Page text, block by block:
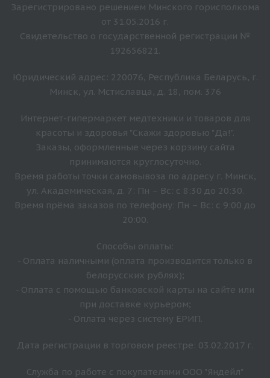
Зарегистрировано решением Минского горисполкома
от 31.05.2016 г.
Свидетельство о государственной регистрации №
192656821.
Юридический адрес: 220076, Республика Беларусь, г.
Минск, ул. Мстиславца, д. 18, пом. 376
Интернет-гипермаркет медтехники и товаров для
красоты и здоровья "Скажи здоровью "Да!".
Заказы, оформленные через корзину сайта
принимаются круглосуточно.
Время работы точки самовывоза по адресу г. Минск,
ул. Академическая, д. 7: Пн – Вс: с 8:30 до 20:30.
Время прёма заказов по телефону: Пн – Вс: с 9:00 до
20:00.
Способы оплаты:
- Оплата наличными (оплата производится только в
белорусских рублях);
- Оплата с помощью банковской карты на сайте или
при доставке курьером;
- Оплата через систему ЕРИП.
Дата регистрации в торговом реестре: 03.02.2017 г.
Служба по работе с покупателями ООО "Яндейл"